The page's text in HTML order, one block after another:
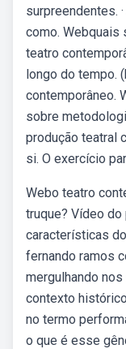
surpreendentes.
como. Webquais
teatro
longo do tempo.
contemporâneo.
sobre
produção teatral
si. O exercício
Webo teatro
truque? Vídeo
características
fernando ramos
mergulhando
contexto
no termo
o que é esse